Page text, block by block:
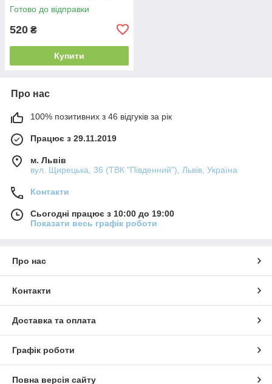
Готово до відправки
520 ₴
Купити
Про нас
100% позитивних з 46 відгуків за рік
Працює з 29.11.2019
м. Львів
вул. Щирецька, 36 (ТВК "Південний"), Львів, Україна
Контакти
Сьогодні працює з 10:00 до 19:00
Показати весь графік роботи
Про нас
Контакти
Доставка та оплата
Графік роботи
Повна версія сайту